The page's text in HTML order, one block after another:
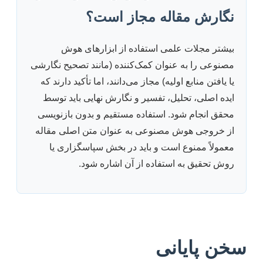
نگارش مقاله مجاز است؟
بیشتر مجلات علمی استفاده از ابزارهای هوش
مصنوعی را به عنوان کمک‌کننده (مانند تصحیح نگارشی
یا یافتن منابع اولیه) مجاز می‌دانند، اما تأکید دارند که
ایده اصلی، تحلیل، تفسیر و نگارش نهایی باید توسط
محقق انجام شود. استفاده مستقیم و بدون بازنویسی
از خروجی هوش مصنوعی به عنوان متن اصلی مقاله
معمولاً ممنوع است و باید در بخش سپاسگزاری یا
روش تحقیق به استفاده از آن اشاره شود.
سخن پایانی